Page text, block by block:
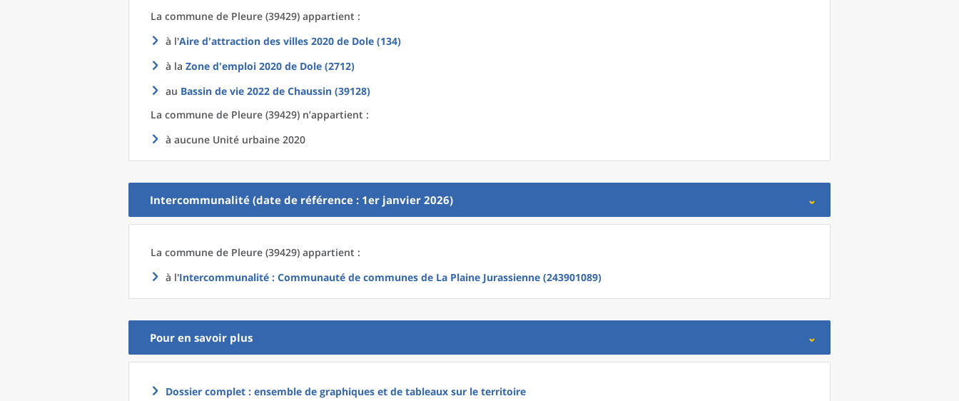
La commune de Pleure (39429) appartient :
à l'Aire d'attraction des villes 2020 de Dole (134)
à la Zone d'emploi 2020 de Dole (2712)
au Bassin de vie 2022 de Chaussin (39128)
La commune de Pleure (39429) n’appartient :
à aucune Unité urbaine 2020
Intercommunalité (date de référence : 1er janvier 2026)
La commune de Pleure (39429) appartient :
à l'Intercommunalité : Communauté de communes de La Plaine Jurassienne (243901089)
Pour en savoir plus
Dossier complet : ensemble de graphiques et de tableaux sur le territoire